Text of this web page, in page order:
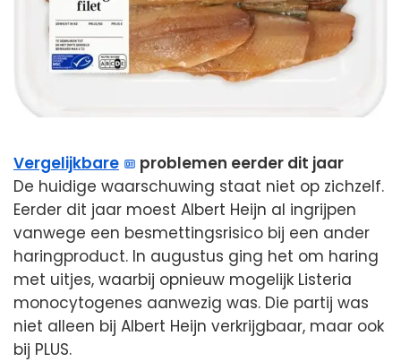
Vergelijkbare
problemen eerder dit jaar
De huidige waarschuwing staat niet op zichzelf.
Eerder dit jaar moest Albert Heijn al ingrijpen
vanwege een besmettingsrisico bij een ander
haringproduct. In augustus ging het om haring
met uitjes, waarbij opnieuw mogelijk Listeria
monocytogenes aanwezig was. Die partij was
niet alleen bij Albert Heijn verkrijgbaar, maar ook
bij PLUS.